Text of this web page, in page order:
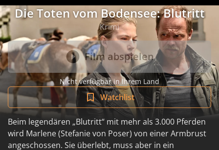
Die Toten vom Bodensee: Blutritt
Krimi
Film abspielen
Nicht verfügbar in Ihrem Land
Watchlist
Beim legendären „Blutritt“ mit mehr als 3.000 Pferden
wird Marlene (Stefanie von Poser) von einer Armbrust
angeschossen. Sie überlebt, muss aber in ein